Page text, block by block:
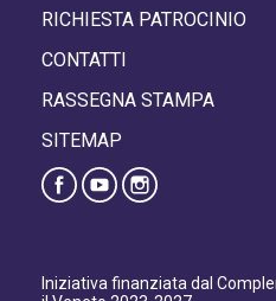
RICHIESTA PATROCINIO
CONTATTI
RASSEGNA STAMPA
SITEMAP
Iniziativa finanziata dal